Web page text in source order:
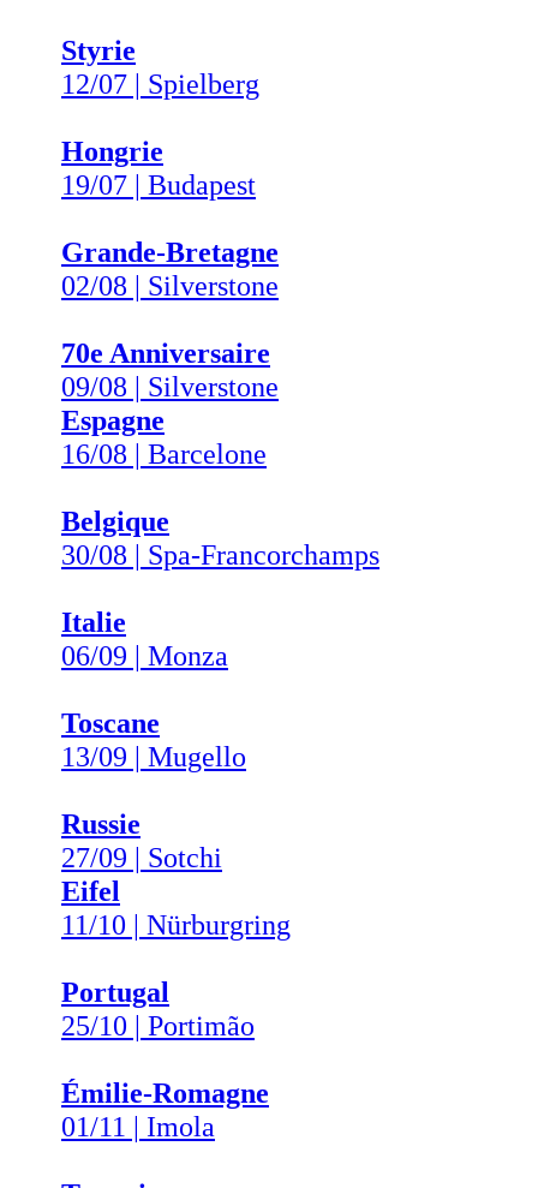
Styrie
12/07 | Spielberg
Hongrie
19/07 | Budapest
Grande-Bretagne
02/08 | Silverstone
70e Anniversaire
09/08 | Silverstone
Espagne
16/08 | Barcelone
Belgique
30/08 | Spa-Francorchamps
Italie
06/09 | Monza
Toscane
13/09 | Mugello
Russie
27/09 | Sotchi
Eifel
11/10 | Nürburgring
Portugal
25/10 | Portimão
Émilie-Romagne
01/11 | Imola